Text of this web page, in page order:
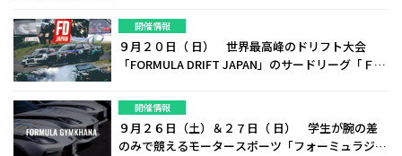
開催情報
９月２０日（ 日） 世界最高峰のドリフト大会
「FORMULA DRIFT JAPAN」のサードリーグ「ＦＤ
開催情報
９月２６日（土）＆２７日（ 日） 学生が腕の差
のみで競えるモータースポーツ「フォーミュラジム